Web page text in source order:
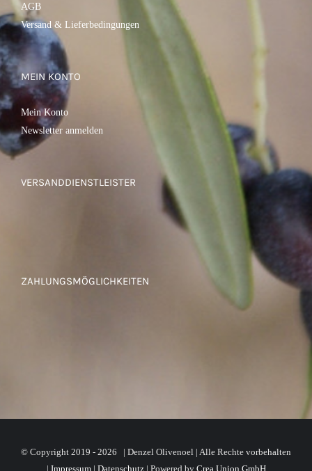
AGB
Versand & Lieferbedingungen
MEIN KONTO
Mein Konto
Newsletter anmelden
VERSANDDIENSTLEISTER
ZAHLUNGSMÖGLICHKEITEN
© Copyright 2019 - 2026 | Denzel Olivenoel | Alle Rechte vorbehalten
| Impressum| Datenschutz| Powered by Crea Union GmbH